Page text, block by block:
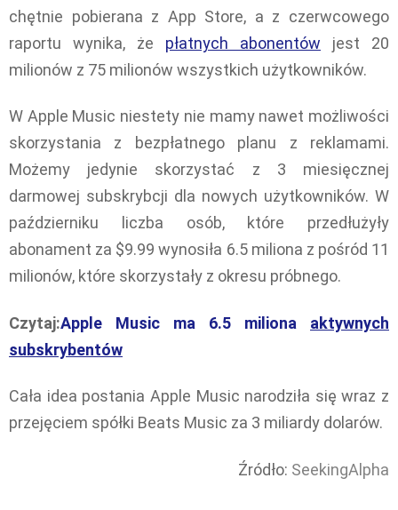
chętnie pobierana z App Store, a z czerwcowego
raportu wynika, że płatnych abonentów jest 20
milionów z 75 milionów wszystkich użytkowników.
W Apple Music niestety nie mamy nawet możliwości
skorzystania z bezpłatnego planu z reklamami.
Możemy jedynie skorzystać z 3 miesięcznej
darmowej subskrybcji dla nowych użytkowników. W
październiku liczba osób, które przedłużyły
abonament za $9.99 wynosiła 6.5 miliona z pośród 11
milionów, które skorzystały z okresu próbnego.
Czytaj:Apple Music ma 6.5 miliona aktywnych
subskrybentów
Cała idea postania Apple Music narodziła się wraz z
przejęciem spółki Beats Music za 3 miliardy dolarów.
Źródło: SeekingAlpha